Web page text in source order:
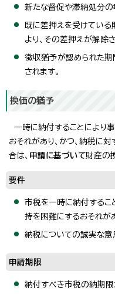
新たな督促や滞納処分の
既に差押えを受けている
より、その差押えが解除
徴収猶予が認められた
されます。
換価の猶予
一時に納付することにより
おそれがあり、かつ、納税に
合は、 申請に基づいて財産の
要件
市税を一時に納付するこ
持を困難にするおそれが
納税についての誠実な意
申請期限
納付すべき市税の納期